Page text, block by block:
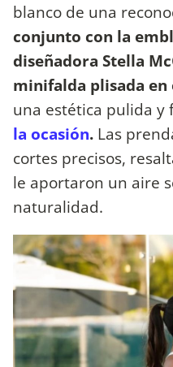
blanco de una
conjunto con la
diseñadora Stella
minifalda plisada
una estética pulida y
la ocasión. Las
cortes precisos,
le aportaron un aire
naturalidad.